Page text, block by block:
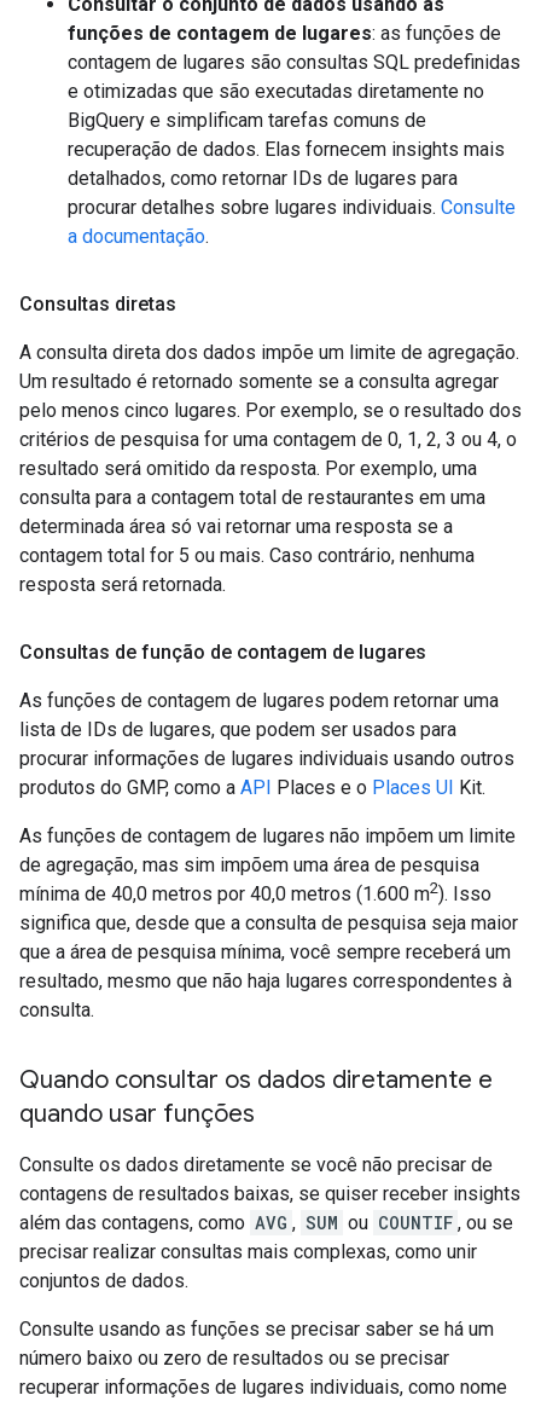
funções de contagem de lugares: as funções de
contagem de lugares são consultas SQL predefinidas
e otimizadas que são executadas diretamente no
BigQuery e simplificam tarefas comuns de
recuperação de dados. Elas fornecem insights mais
detalhados, como retornar IDs de lugares para
procurar detalhes sobre lugares individuais. Consulte
a documentação.
Consultas diretas
A consulta direta dos dados impõe um limite de agregação.
Um resultado é retornado somente se a consulta agregar
pelo menos cinco lugares. Por exemplo, se o resultado dos
critérios de pesquisa for uma contagem de 0, 1, 2, 3 ou 4, o
resultado será omitido da resposta. Por exemplo, uma
consulta para a contagem total de restaurantes em uma
determinada área só vai retornar uma resposta se a
contagem total for 5 ou mais. Caso contrário, nenhuma
resposta será retornada.
Consultas de função de contagem de lugares
As funções de contagem de lugares podem retornar uma
lista de IDs de lugares, que podem ser usados para
procurar informações de lugares individuais usando outros
produtos do GMP, como a API Places e o Places UI Kit.
As funções de contagem de lugares não impõem um limite
de agregação, mas sim impõem uma área de pesquisa
mínima de 40,0 metros por 40,0 metros (1.600 m2). Isso
significa que, desde que a consulta de pesquisa seja maior
que a área de pesquisa mínima, você sempre receberá um
resultado, mesmo que não haja lugares correspondentes à
consulta.
Quando consultar os dados diretamente e
quando usar funções
Consulte os dados diretamente se você não precisar de
contagens de resultados baixas, se quiser receber insights
além das contagens, como AVG , SUM ou COUNTIF , ou se
precisar realizar consultas mais complexas, como unir
conjuntos de dados.
Consulte usando as funções se precisar saber se há um
número baixo ou zero de resultados ou se precisar
recuperar informações de lugares individuais, como nome